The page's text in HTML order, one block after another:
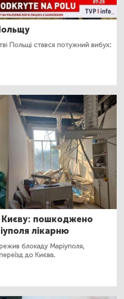
Польщі стався потужний вибух:
Києву: пошкоджено
лікарню
блокаду Маріуполя,
до Києва.